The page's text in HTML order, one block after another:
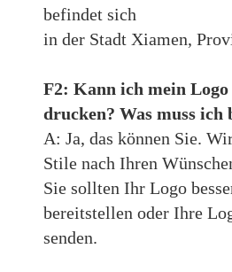
befindet sich
in der Stadt Xiamen,
F2: Kann ich mein
drucken? Was muss ich
A: Ja, das können Sie.
Stile nach Ihren
Sie sollten Ihr Logo
bereitstellen oder Ihre
senden.